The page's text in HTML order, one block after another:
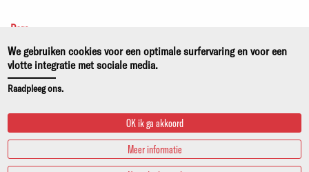
Pers
Duurzame ontwikkeling
Wettelijke kennisgeving
We gebruiken cookies voor een optimale surfervaring en voor een
vlotte integratie met sociale media.
Raadpleeg ons.
OK ik ga akkoord
Meer informatie